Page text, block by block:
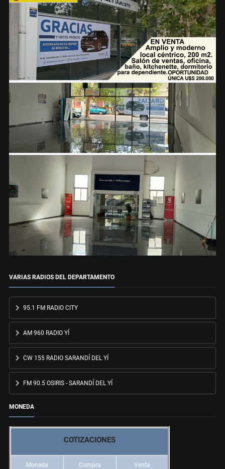
VARIAS RADIOS DEL DEPARTAMENTO
95.1 FM RADIO CITY
AM 960 RADIO YÍ
CW 155 RADIO SARANDÍ DEL YÍ
FM 90.5 OSIRIS - SARANDÍ DEL YÍ
MONEDA
COTIZACIONES
Moneda Compra Venta